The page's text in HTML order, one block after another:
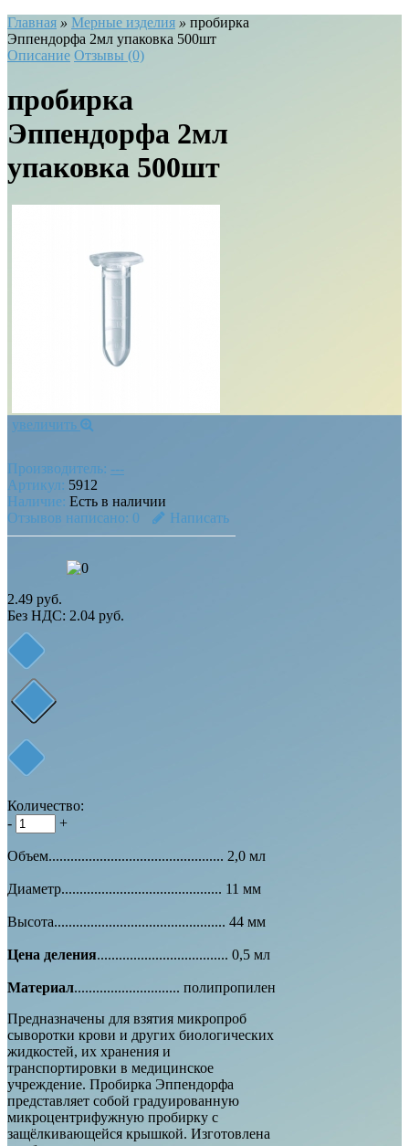
Главная » Мерные изделия » пробирка
Эппендорфа 2мл упаковка 500шт
Описание Отзывы (0)
пробирка
Эппендорфа 2мл
упаковка 500шт
увеличить
Производитель: ---
Артикул: 5912
Наличие: Есть в наличии
Отзывов написано: 0 Написать
2.49 руб.
Без НДС: 2.04 руб.
Количество:
-
+
Объем................................................ 2,0 мл
Диаметр............................................ 11 мм
Высота............................................... 44 мм
Цена деления.................................... 0,5 мл
Материал............................. полипропилен
Предназначены для взятия микропроб
сыворотки крови и других биологических
жидкостей, их хранения и
транспортировки в медицинское
учреждение. Пробирка Эппендорфа
представляет собой градуированную
микроцентрифужную пробирку с
защёлкивающейся крышкой. Изготовлена